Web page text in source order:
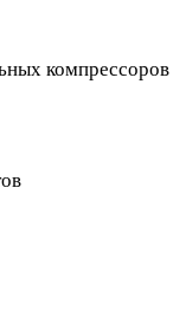
компрессоров